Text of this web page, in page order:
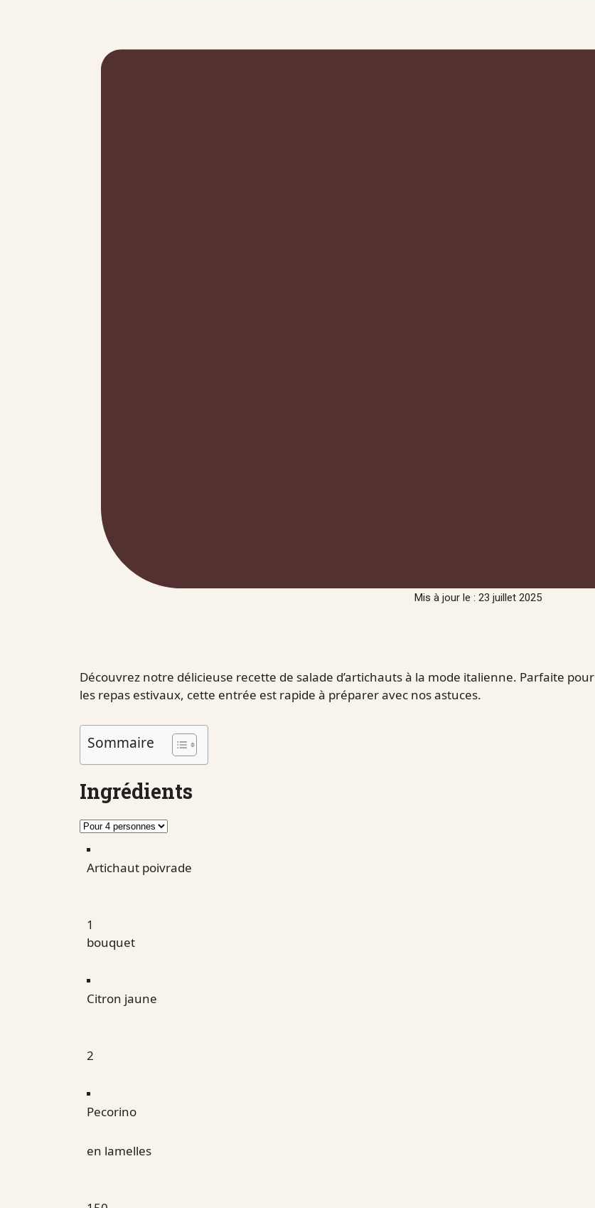
Mis à jour le : 23 juillet 2025
Découvrez notre délicieuse recette de salade d’artichauts à la mode italienne. Parfaite pour
les repas estivaux, cette entrée est rapide à préparer avec nos astuces.
Sommaire
Ingrédients
Artichaut poivrade
1
bouquet
Citron jaune
2
Pecorino
en lamelles